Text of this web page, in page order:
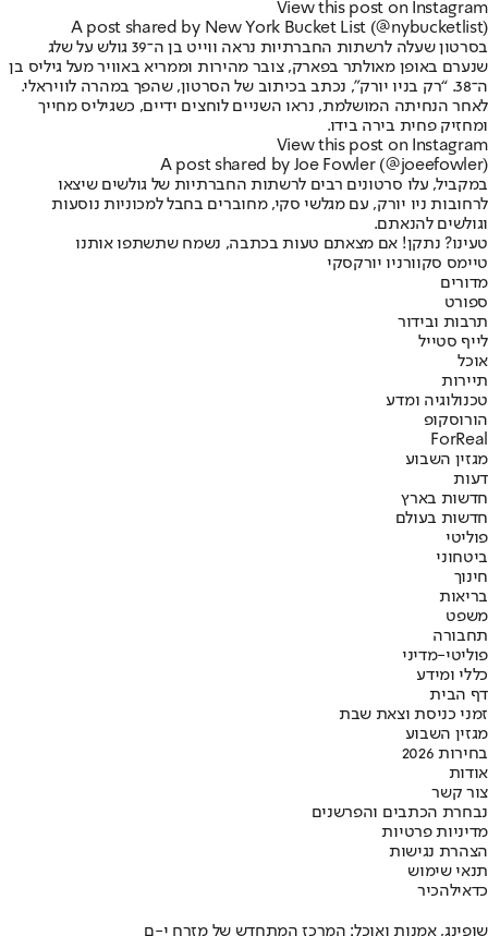
View this post on Instagram
A post shared by New York Bucket List (@nybucketlist)
בסרטון שעלה לרשתות החברתיות נראה ווייט בן ה־39 גולש על שלג
שנערם באופן מאולתר בפארק, צובר מהירות וממריא באוויר מעל גיליס בן
ה־38. “רק בניו יורק”, נכתב בכיתוב של הסרטון, שהפך במהרה לוויראלי.
לאחר הנחיתה המושלמת, נראו השניים לוחצים ידיים, כשגיליס מחייך
ומחזיק פחית בירה בידו.
View this post on Instagram
A post shared by Joe Fowler (@joeefowler)
במקביל, עלו סרטונים רבים לרשתות החברתיות של גולשים שיצאו
לרחובות ניו יורק, עם מגלשי סקי, מחוברים בחבל למכוניות נוסעות
וגולשים להנאתם.
טעינו? נתקן! אם מצאתם טעות בכתבה, נשמח שתשתפו אותנו
טיימס סקוורניו יורקסקי
מדורים
ספורט
תרבות ובידור
לייף סטייל
אוכל
תיירות
טכנולוגיה ומדע
הורוסקופ
ForReal
מגזין השבוע
דעות
חדשות בארץ
חדשות בעולם
פוליטי
ביטחוני
חינוך
בריאות
משפט
תחבורה
פוליטי-מדיני
כללי ומידע
דף הבית
זמני כניסת וצאת שבת
מגזין השבוע
בחירות 2026
אודות
צור קשר
נבחרת הכתבים והפרשנים
מדיניות פרטיות
הצהרת נגישות
תנאי שימוש
כדאילהכיר
שופינג, אמנות ואוכל: המרכז המתחדש של מזרח י-ם